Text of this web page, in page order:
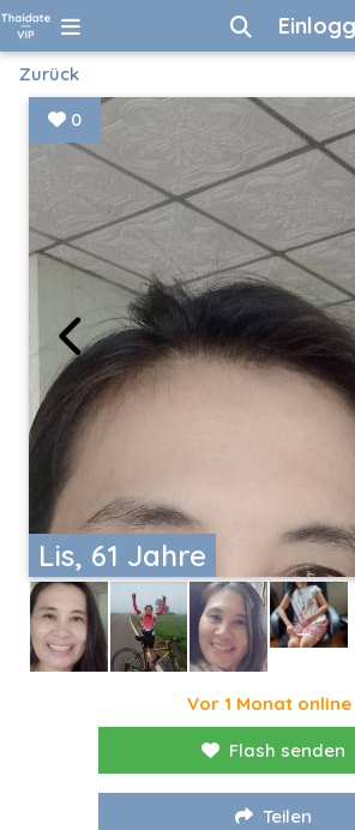
Zurück
Lis, 61 Jahre
0
Vor 1 Monat online
Flash senden
Teilen